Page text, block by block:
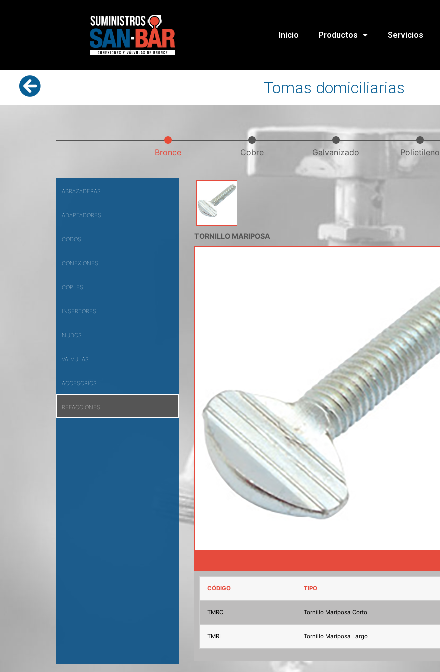
Inicio Productos Servicios
Tomas domiciliarias
Bronce Cobre Galvanizado Polietileno
ABRAZADERAS
ADAPTADORES
CODOS
CONEXIONES
COPLES
INSERTORES
NUDOS
VALVULAS
ACCESORIOS
REFACCIONES
TORNILLO MARIPOSA
CÓDIGO TIPO
TMRC Tornillo Mariposa Corto
TMRL Tornillo Mariposa Largo